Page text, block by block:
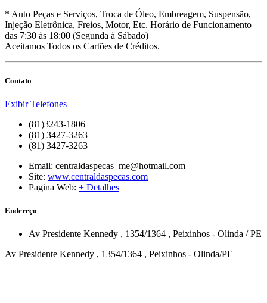
* Auto Peças e Serviços, Troca de Óleo, Embreagem, Suspensão,
Injeção Eletrônica, Freios, Motor, Etc. Horário de Funcionamento
das 7:30 às 18:00 (Segunda à Sábado)
Aceitamos Todos os Cartões de Créditos.
Contato
Exibir Telefones
(81)3243-1806
(81) 3427-3263
(81) 3427-3263
Email: centraldaspecas_me@hotmail.com
Site: www.centraldaspecas.com
Pagina Web: + Detalhes
Endereço
Av Presidente Kennedy , 1354/1364 , Peixinhos - Olinda /PE
Av Presidente Kennedy , 1354/1364 , Peixinhos - Olinda/PE